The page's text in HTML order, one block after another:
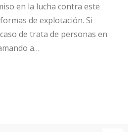
en la lucha contra este
de explotación. Si
de trata de personas en
a…